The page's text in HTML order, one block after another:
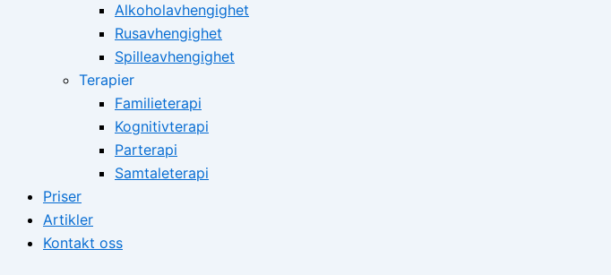
Alkoholavhengighet
Rusavhengighet
Spilleavhengighet
Terapier
Familieterapi
Kognitivterapi
Parterapi
Samtaleterapi
Priser
Artikler
Kontakt oss